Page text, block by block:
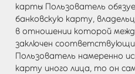
карты Пользователь
банковскую карту,
в отношении которой
заключен
Пользователь намеренно
карту иного лица, то он